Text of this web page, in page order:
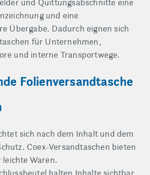
und Quittungsabschnitte eine
und eine
Übergabe. Dadurch eignen sich
für Unternehmen,
und interne Transportwege.
Folienversandtasche
sich nach dem Inhalt und dem
Coex-Versandtaschen bieten
Waren.